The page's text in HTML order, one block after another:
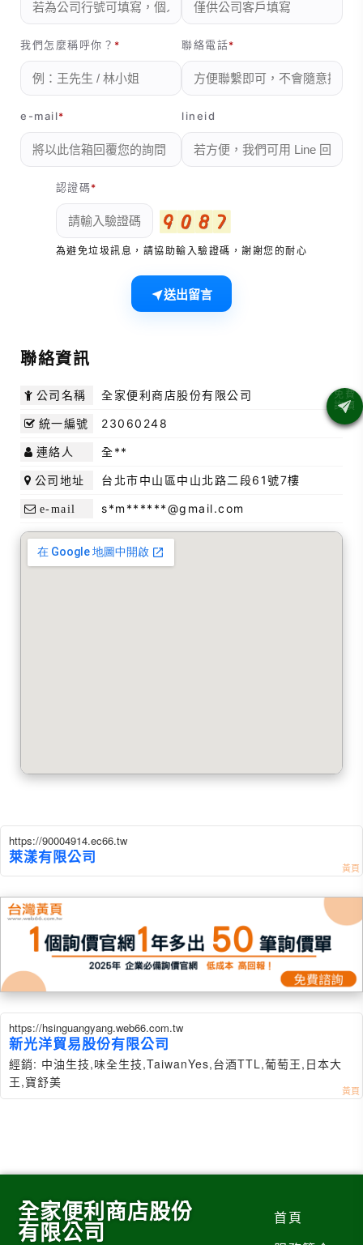
聯絡資訊
公司名稱 全家便利商店股份有限公司
統一編號 23060248
連絡人 全**
公司地址 台北市中山區中山北路二段61號7樓
e-mail s*m******@gmail.com
我們怎麼稱呼你？ 聯絡電話
e-mail lineid
認證碼
為避免垃圾訊息，請協助輸入驗證碼，謝謝您的耐心
送出留言
https://90004914.ec66.tw
萊漾有限公司
https://hsinguangyang.web66.com.tw
新光洋貿易股份有限公司
經銷: 中油生技,味全生技,TaiwanYes,台酒TTL,葡萄王,日本大
王,寶舒美
全家便利商店股份
有限公司
首頁